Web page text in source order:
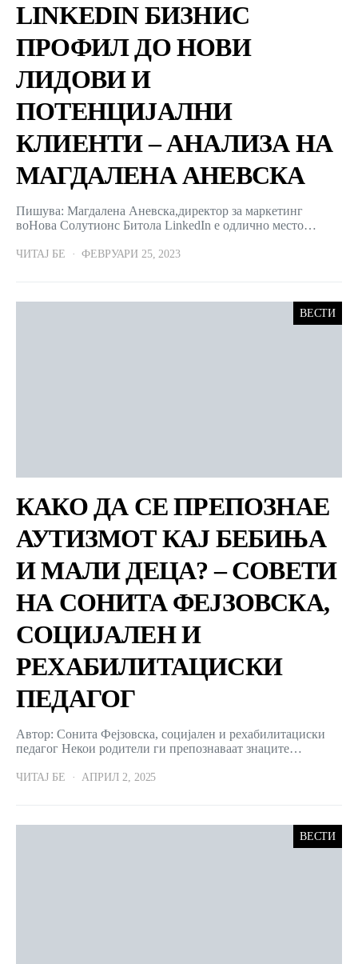
LINKEDIN БИЗНИС
ПРОФИЛ ДО НОВИ
ЛИДОВИ И
ПОТЕНЦИЈАЛНИ
КЛИЕНТИ – АНАЛИЗА НА
МАГДАЛЕНА АНЕВСКА
Пишува: Магдалена Аневска,директор за маркетинг
воНова Солутионс Битола LinkedIn е одлично место…
ЧИТАЈ БЕ ФЕВРУАРИ 25, 2023
ВЕСТИ
КАКО ДА СЕ ПРЕПОЗНАЕ
АУТИЗМОТ КАЈ БЕБИЊА
И МАЛИ ДЕЦА? – СОВЕТИ
НА СОНИТА ФЕЈЗОВСКА,
СОЦИЈАЛЕН И
РЕХАБИЛИТАЦИСКИ
ПЕДАГОГ
Автор: Сонита Фејзовска, социјален и рехабилитациски
педагог Некои родители ги препознаваат знаците…
ЧИТАЈ БЕ АПРИЛ 2, 2025
ВЕСТИ